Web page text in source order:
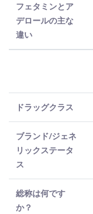
フェタミンとア
デロールの主な
違い
ドラッグクラス
ブランド/ジェネ
リックステータ
ス
総称は何です
か？